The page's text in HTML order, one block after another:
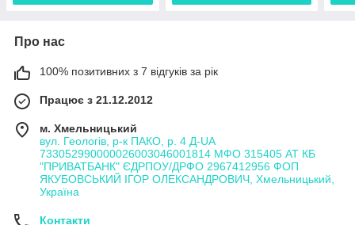
Про нас
100% позитивних з 7 відгуків за рік
Працює з 21.12.2012
м. Хмельницький
вул. Геологів, р-к ПАКО, р. 4 Д-UA
733052990000026003046001814 МФО 315405 АТ КБ
"ПРИВАТБАНК" ЄДРПОУ/ДРФО 2967412956 ФОП
ЯКУБОВСЬКИЙ ІГОР ОЛЕКСАНДРОВИЧ, Хмельницький,
Україна
Контакти